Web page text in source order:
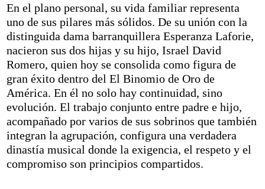
En el plano personal, su vida familiar representa
uno de sus pilares más sólidos. De su unión con la
distinguida dama barranquillera Esperanza Laforie,
nacieron sus dos hijas y su hijo, Israel David
Romero, quien hoy se consolida como figura de
gran éxito dentro del El Binomio de Oro de
América. En él no solo hay continuidad, sino
evolución. El trabajo conjunto entre padre e hijo,
acompañado por varios de sus sobrinos que también
integran la agrupación, configura una verdadera
dinastía musical donde la exigencia, el respeto y el
compromiso son principios compartidos.